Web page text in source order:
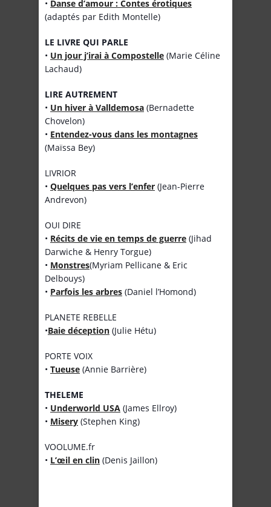
• Danse d’amour : Contes érotiques
(adaptés par Edith Montelle)
LE LIVRE QUI PARLE
• Un jour j’irai à Compostelle (Marie Céline
Lachaud)
LIRE AUTREMENT
• Un hiver à Valldemosa (Bernadette
Chovelon)
• Entendez-vous dans les montagnes
(Maïssa Bey)
LIVRIOR
• Quelques pas vers l’enfer (Jean-Pierre
Andrevon)
OUI DIRE
• Récits de vie en temps de guerre (Jihad
Darwiche & Henry Torgue)
• Monstres(Myriam Pellicane & Eric
Delbouys)
• Parfois les arbres (Daniel l’Homond)
PLANETE REBELLE
•Baie déception (Julie Hétu)
PORTE VOIX
• Tueuse (Annie Barrière)
THELEME
• Underworld USA (James Ellroy)
• Misery (Stephen King)
VOOLUME.fr
• L’œil en clin (Denis Jaillon)